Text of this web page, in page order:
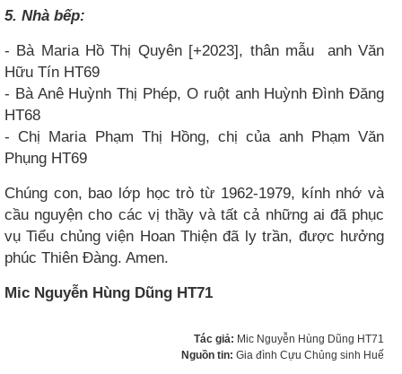
5. Nhà bếp:
- Bà Maria Hồ Thị Quyên [+2023], thân mẫu
anh Văn
Hữu Tín HT69
- Bà Anê Huỳnh Thị Phép, O ruột anh Huỳnh Đình Đăng
HT68
- Chị Maria Phạm Thị Hồng, chị của anh Phạm Văn
Phụng HT69
Chúng con, bao lớp học trò từ 1962-1979, kính nhớ và
cầu nguyện cho các vị thầy và tất cả những ai đã phục
vụ Tiểu chủng viện Hoan Thiện đã ly trần, được hưởng
phúc Thiên Đàng. Amen.
Mic Nguyễn Hùng Dũng HT71
Tác giả: Mic Nguyễn Hùng Dũng HT71
Nguồn tin: Gia đình Cựu Chủng sinh Huế